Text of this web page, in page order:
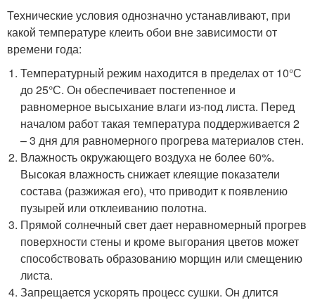
Технические условия однозначно устанавливают, при
какой температуре клеить обои вне зависимости от
времени года:
Температурный режим находится в пределах от 10°С
до 25°С. Он обеспечивает постепенное и
равномерное высыхание влаги из-под листа. Перед
началом работ такая температура поддерживается 2
– 3 дня для равномерного прогрева материалов стен.
Влажность окружающего воздуха не более 60%.
Высокая влажность снижает клеящие показатели
состава (разжижая его), что приводит к появлению
пузырей или отклеиванию полотна.
Прямой солнечный свет дает неравномерный прогрев
поверхности стены и кроме выгорания цветов может
способствовать образованию морщин или смещению
листа.
Запрещается ускорять процесс сушки. Он длится